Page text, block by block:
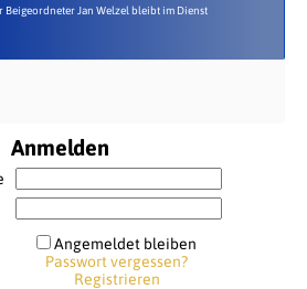
Beigeordneter Jan Welzel bleibt im Dienst
Anmelden
Angemeldet bleiben
Passwort vergessen?
Registrieren